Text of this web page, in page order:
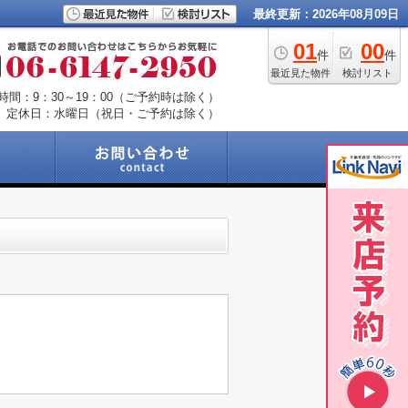
最終更新：2026年08月09日
01件
最近見た物件
00件
検討リスト
間：9：30～19：00（ご予約時は除く）
定休日：水曜日（祝日・ご予約は除く）